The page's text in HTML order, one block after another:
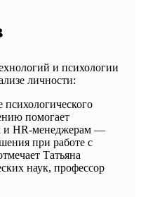
и психологии
личности:
психологического
помогает
и HR-менеджерам —
при работе с
Татьяна
наук, профессор